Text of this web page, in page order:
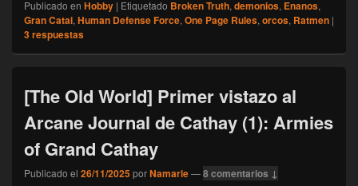
Publicado en Hobby | Etiquetado Broken Truth, demonios, Enanos,
Gran Catai, Human Defense Force, One Page Rules, orcos, Ratmen |
3respuestas
[The Old World] Primer vistazo al
Arcane Journal de Cathay (1): Armies
of Grand Cathay
Publicado el 26/11/2025porNamarie—8 comentarios ↓